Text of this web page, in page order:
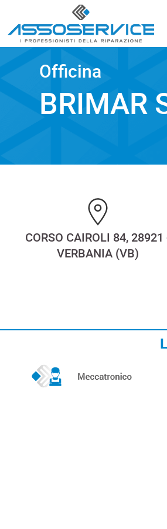
Officina
BRIMAR SNC
Officina
BRIMAR
CORSO CAIROLI 84, 28921
VERBANIA (VB)